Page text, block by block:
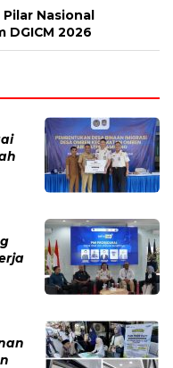
Nasional
DGICM 2026